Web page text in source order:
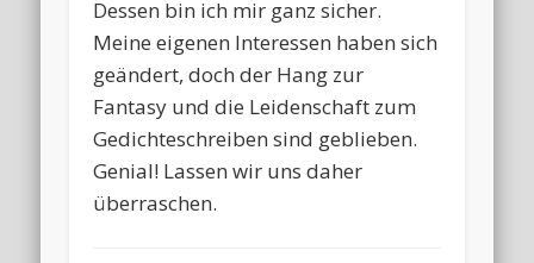
Dessen bin ich mir ganz sicher.
Meine eigenen Interessen haben sich
geändert, doch der Hang zur
Fantasy und die Leidenschaft zum
Gedichteschreiben sind geblieben.
Genial! Lassen wir uns daher
überraschen.